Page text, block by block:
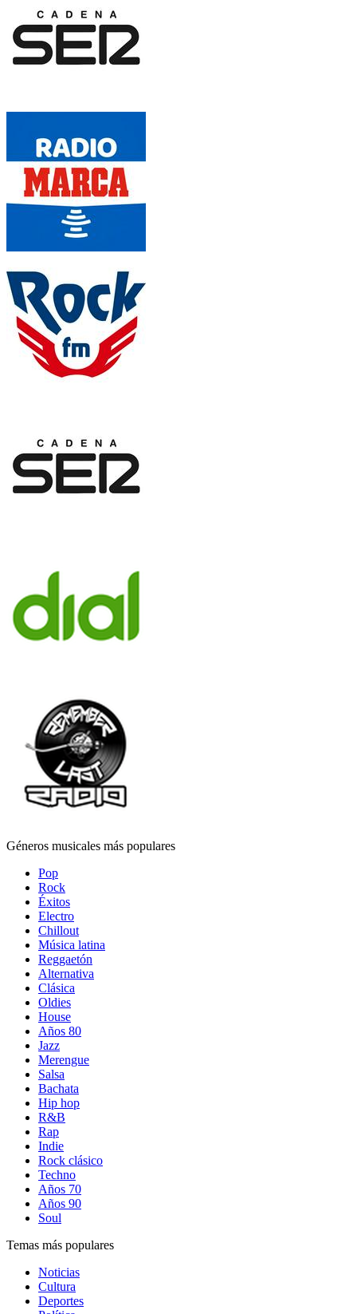
Géneros musicales más populares
Pop
Rock
Éxitos
Electro
Chillout
Música latina
Reggaetón
Alternativa
Clásica
Oldies
House
Años 80
Jazz
Merengue
Salsa
Bachata
Hip hop
R&B
Rap
Indie
Rock clásico
Techno
Años 70
Años 90
Soul
Temas más populares
Noticias
Cultura
Deportes